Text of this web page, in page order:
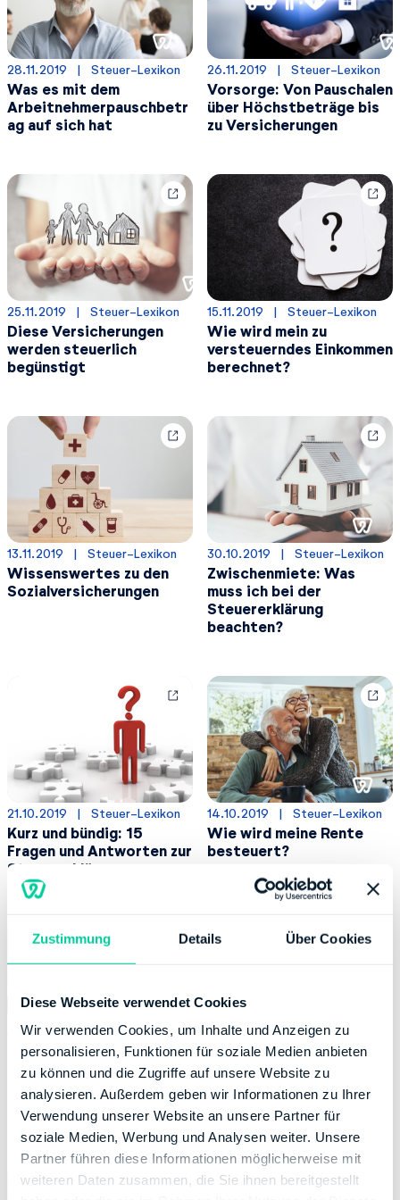
Zustimmung Details Über Cookies
Diese Webseite verwendet Cookies
Wir verwenden Cookies, um Inhalte und Anzeigen zu
personalisieren, Funktionen für soziale Medien anbieten
zu können und die Zugriffe auf unsere Website zu
analysieren. Außerdem geben wir Informationen zu Ihrer
Verwendung unserer Website an unsere Partner für
soziale Medien, Werbung und Analysen weiter. Unsere
Partner führen diese Informationen möglicherweise mit
weiteren Daten zusammen, die Sie ihnen bereitgestellt
28.11.2019
  |
Steuer-Lexikon
Was es mit dem
Arbeitnehmerpauschbetr
ag auf sich hat
26.11.2019
  |
Steuer-Lexikon
Vorsorge: Von Pauschalen
über Höchstbeträge bis
zu Versicherungen
25.11.2019
  |
Steuer-Lexikon
Diese Versicherungen
werden steuerlich
begünstigt
15.11.2019
  |
Steuer-Lexikon
Wie wird mein zu
versteuerndes Einkommen
berechnet?
13.11.2019
  |
Steuer-Lexikon
Wissenswertes zu den
Sozialversicherungen
30.10.2019
  |
Steuer-Lexikon
Zwischenmiete: Was
muss ich bei der
Steuererklärung
beachten?
21.10.2019
  |
Steuer-Lexikon
Kurz und bündig: 15
Fragen und Antworten zur
Steuererklärung
14.10.2019
  |
Steuer-Lexikon
Wie wird meine Rente
besteuert?
09.10.2019
  |
Steuer-Lexikon
ELSTER-Formulare für die
Steuererklärung zum
Download auf einen Blick
12.09.2019
  |
Steuer-Lexikon
Was können Vermieter
von der Steuer absetzen?